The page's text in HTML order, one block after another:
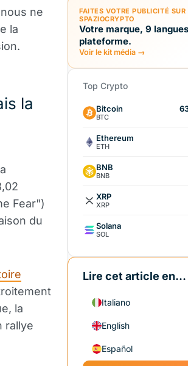
ne
la
la
Fear")
du
la
rallye
FAITES VOTRE PUBLICITÉ SUR
SPAZIOCRYPTO
Votre marque, 9
plateforme.
Voir le kit média →
Top Crypto
Bitcoin
BTC
Ethereum
ETH
BNB
BNB
XRP
XRP
Solana
SOL
Lire cet article en...
Italiano
English
Español